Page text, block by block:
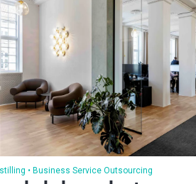
Business Service Outsourcing